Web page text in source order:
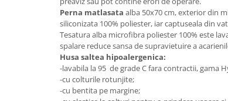
Masa si scaune gradinita
Seturi comode living si dormitor
Perna matlasata alba 50x70 cm, exterior din
siliconizata 100% poliester, iar captuseala din
Tesatura alba microfibra poliester 100% este
spalare reduce sansa de supravietuire a
Husa saltea hipoalergenica:
-lavabila la 95 de grade C fara contractii, gama
-cu colturile rotunjite;
-cu bentita pe margine;